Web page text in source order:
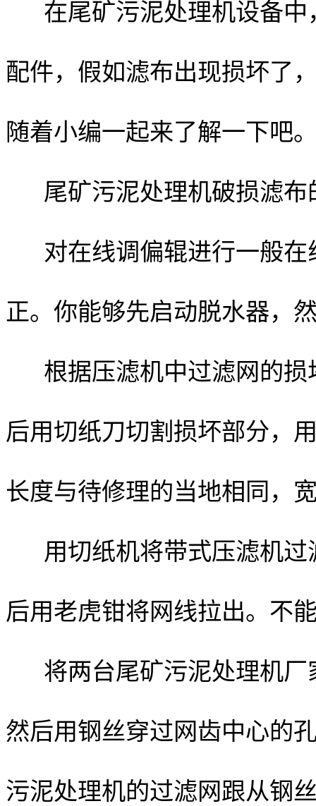
在尾矿污泥处理机设备
配件，假如滤布出现损坏了
随着小编一起来了解一下吧
尾矿污泥处理机破损滤
对在线调偏辊进行一般
正。你能够先启动脱水器，
根据压滤机中过滤网的
后用切纸刀切割损坏部分，
长度与待修理的当地相同，
用切纸机将带式压滤机
后用老虎钳将网线拉出。不
将两台尾矿污泥处理机
然后用钢丝穿过网齿中心的
污泥处理机的过滤网跟从钢